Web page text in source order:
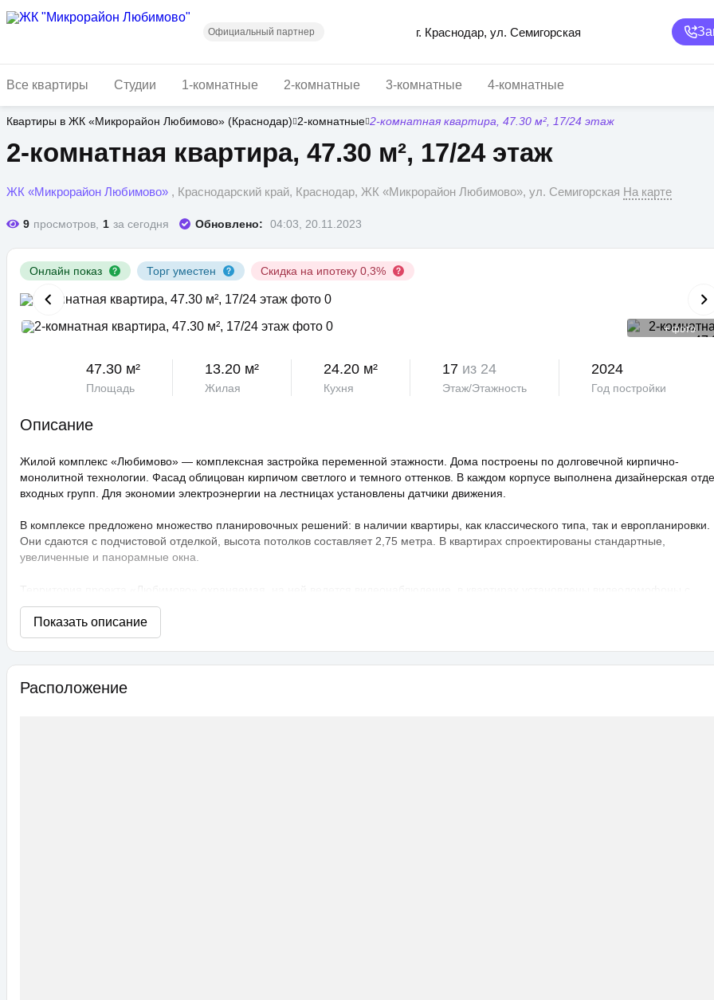
Официальный партнер г. Краснодар, ул. Семигорская
Все квартиры Студии 1-комнатные 2-комнатные 3-комнатные 4-комнатные
Квартиры в ЖК «Микрорайон Любимово» (Краснодар) 2-комнатные 2-комнатная квартира, 47.30 м², 17/24 этаж
2-комнатная квартира, 47.30 м², 17/24 этаж
ЖК «Микрорайон Любимово» , Краснодарский край, Краснодар, ЖК «Микрорайон Любимово», ул. Семигорская На карте
9 просмотров, 1 за сегодня Обновлено: 04:03, 20.11.2023
Онлайн показ Торг уместен Скидка на ипотеку 0,3%
+ фото
47.30 м²
Площадь
13.20 м²
Жилая
24.20 м²
Кухня
17 из 24
Этаж/Этажность
2024
Год постройки
Описание
Жилой комплекс «Любимово» — комплексная застройка переменной этажности. Дома построены по долговечной кирпично-
монолитной технологии. Фасад облицован кирпичом светлого и темного оттенков. В каждом корпусе выполнена дизайнерская
входных групп. Для экономии электроэнергии на лестницах установлены датчики движения.
В комплексе предложено множество планировочных решений: в наличии квартиры, как классического типа, так и европланировки.
Они сдаются с подчистовой отделкой, высота потолков составляет 2,75 метра. В квартирах спроектированы стандартные,
увеличенные и панорамные окна.
распознаванием лиц и управлением через приложение. Придомовая территория благоустроена, на ней проведено озеленение по
технологии сезонного цветения, выполнен многоуровневый ландшафтный дизайн. Во дворе расположены детские и спортивные
площадки, профессиональные площадки для групповых видов спорта, зоны отдыха с беседками, спроектирован бульвар и
прогулочные аллеи, а также школа и 3 детских сада. Для автовладельцев предусмотрен крытый и гостевой паркинг.
ЖК «Любимово» находится в районе «Губернский». Внешняя инфраструктура развита, в пешей доступности: школа, детский сад,
Расположение